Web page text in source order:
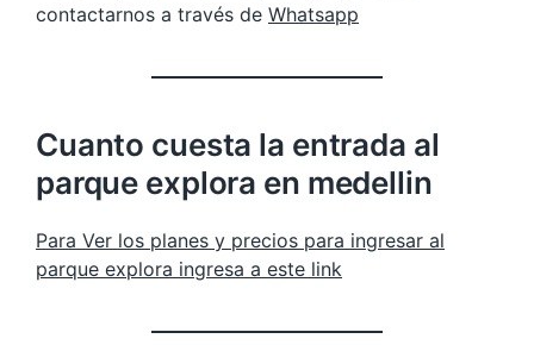
contactarnos a través de Whatsapp
Cuanto cuesta la entrada al
parque explora en medellin
Para Ver los planes y precios para ingresar al
parque explora ingresa a este link